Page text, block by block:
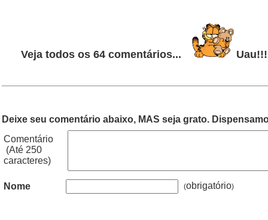
Veja todos os 64 comentários...
Deixe seu comentário abaixo, MAS seja grato.
Comentário
(Até 250
caracteres)
Nome (obrigatório